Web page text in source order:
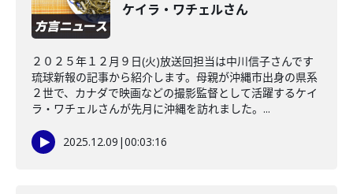
ケイラ・ワチェルさん
２０２５年１２月９日(火)放送回担当は中川信子さんです
琉球新報の記事から紹介します。母親が沖縄市出身の県系
２世で、カナダで映画などの撮影監督として活躍するケイ
ラ・ワチェルさんが先月に沖縄を訪れました。...
2025.12.09 |00:03:16